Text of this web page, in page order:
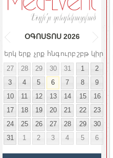
ՕԳՈՍՏՈՍ 2026
երկ երք չրք հնգուրբ շբթ կիր
27
28 29 30 31 1
2
3
4 5 6 7 8
9
10
11 12 13 14 15
16
17
18 19 20 21 22
23
24
25 26 27 28 29
30
31
1 2 3 4 5 6